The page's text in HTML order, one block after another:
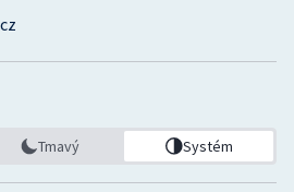
Tmavý Systém